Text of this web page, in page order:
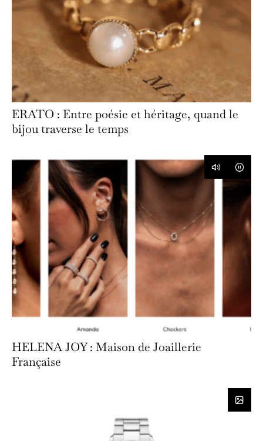
ERATO : Entre poésie et héritage, quand le
bijou traverse le temps
HELENA JOY : Maison de Joaillerie
Française